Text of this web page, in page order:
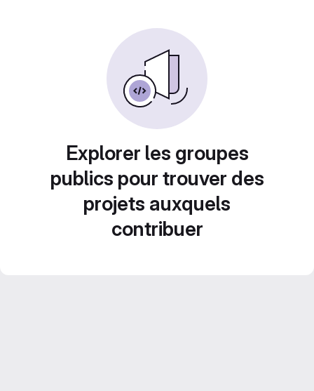
Explorer les groupes
publics pour trouver des
projets auxquels
contribuer